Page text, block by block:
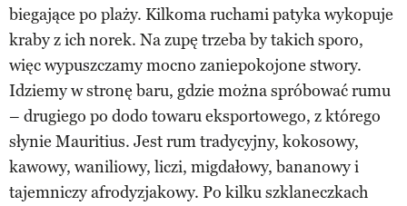
biegające po plaży. Kilkoma ruchami patyka wykopuje
kraby z ich norek. Na zupę trzeba by takich sporo,
więc wypuszczamy mocno zaniepokojone stwory.
Idziemy w stronę baru, gdzie można spróbować rumu
– drugiego po dodo towaru eksportowego, z którego
słynie Mauritius. Jest rum tradycyjny, kokosowy,
kawowy, waniliowy, liczi, migdałowy, bananowy i
tajemniczy afrodyzjakowy. Po kilku szklaneczkach